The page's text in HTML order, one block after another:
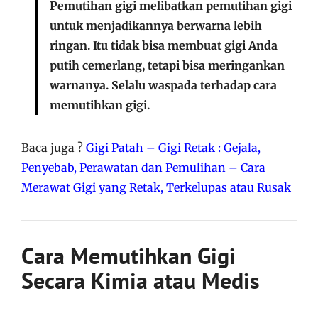
Pemutihan gigi melibatkan pemutihan gigi
untuk menjadikannya berwarna lebih
ringan. Itu tidak bisa membuat gigi Anda
putih cemerlang, tetapi bisa meringankan
warnanya. Selalu waspada terhadap cara
memutihkan gigi.
Baca juga ? Gigi Patah – Gigi Retak : Gejala,
Penyebab, Perawatan dan Pemulihan – Cara
Merawat Gigi yang Retak, Terkelupas atau Rusak
Cara Memutihkan Gigi
Secara Kimia atau Medis